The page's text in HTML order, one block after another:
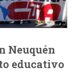
Neuquén
educativo